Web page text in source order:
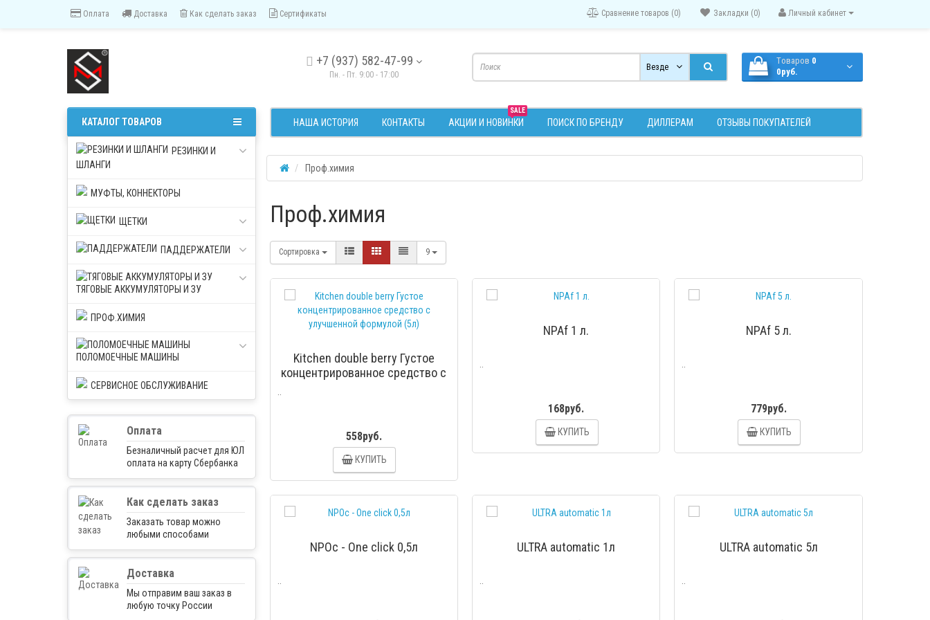
Оплата Доставка Как сделать заказ Сертификаты Личный кабинет
Закладки (0)
Сравнение товаров (0)
+7 (937) 582-47-99
Пн. - Пт. 9:00 - 17:00
Везде
Tоваров 0
0руб.
НАША ИСТОРИЯ КОНТАКТЫ
SALE
АКЦИИ И НОВИНКИ ПОИСК ПО БРЕНДУ ДИЛЛЕРАМ ОТЗЫВЫ ПОКУПАТЕЛЕЙ
КАТАЛОГ ТОВАРОВ
РЕЗИНКИ И
ШЛАНГИ
МУФТЫ, КОННЕКТОРЫ
ЩЕТКИ
ПАДДЕРЖАТЕЛИ
ТЯГОВЫЕ АККУМУЛЯТОРЫ И ЗУ
ПРОФ.ХИМИЯ
ПОЛОМОЕЧНЫЕ МАШИНЫ
СЕРВИСНОЕ ОБСЛУЖИВАНИЕ
Проф.химия
Оплата
Безналичный расчет для ЮЛ
оплата на карту Сбербанка
Как сделать заказ
Заказать товар можно
любыми способами
Доставка
Мы отправим ваш заказ в
любую точку России
Проф.химия
Сортировка 9
Kitchen double berry Густое
концентрированное средство с
558руб.
КУПИТЬ
NPAf 1 л.
168руб.
КУПИТЬ
NPAf 5 л.
779руб.
КУПИТЬ
NPOc - One click 0,5л ULTRA automatic 1л ULTRA automatic 5л